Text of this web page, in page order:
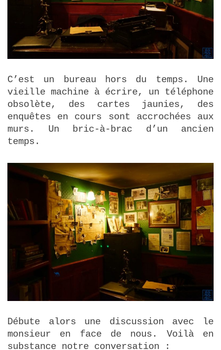
C’est un bureau hors du temps. Une
vieille machine à écrire, un téléphone
obsolète, des cartes jaunies, des
enquêtes en cours sont accrochées aux
murs. Un bric-à-brac d’un ancien
temps.
Débute alors une discussion avec le
monsieur en face de nous. Voilà en
substance notre conversation :